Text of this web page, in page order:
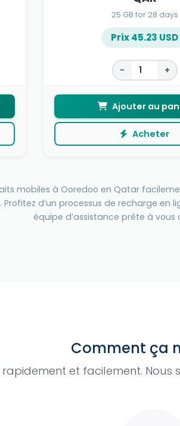
25 GB for 28 days
Prix 45.23 USD
− +
Ajouter au
Acheter
mobiles à Ooredoo en Qatar
d’un processus de recharge
équipe d’assistance prête à
Comment ça
rapidement et facilement.